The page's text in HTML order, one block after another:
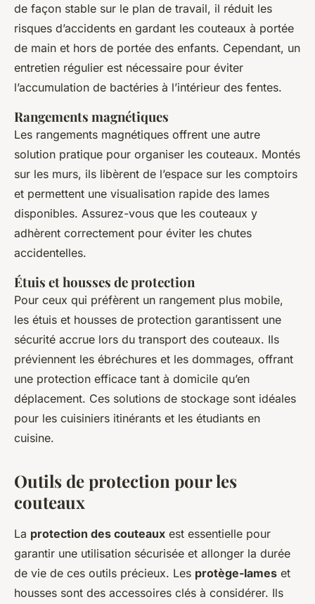
de façon stable sur le plan de travail, il réduit les
risques d’accidents en gardant les couteaux à portée
de main et hors de portée des enfants. Cependant, un
entretien régulier est nécessaire pour éviter
l’accumulation de bactéries à l’intérieur des fentes.
Rangements magnétiques
Les rangements magnétiques offrent une autre
solution pratique pour organiser les couteaux. Montés
sur les murs, ils libèrent de l’espace sur les comptoirs
et permettent une visualisation rapide des lames
disponibles. Assurez-vous que les couteaux y
adhèrent correctement pour éviter les chutes
accidentelles.
Étuis et housses de protection
Pour ceux qui préfèrent un rangement plus mobile,
les étuis et housses de protection garantissent une
sécurité accrue lors du transport des couteaux. Ils
préviennent les ébréchures et les dommages, offrant
une protection efficace tant à domicile qu’en
déplacement. Ces solutions de stockage sont idéales
pour les cuisiniers itinérants et les étudiants en
cuisine.
Outils de protection pour les
couteaux
La protection des couteaux est essentielle pour
garantir une utilisation sécurisée et allonger la durée
de vie de ces outils précieux. Les protège-lames et
housses sont des accessoires clés à considérer. Ils